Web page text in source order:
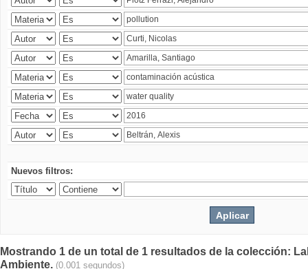
Nuevos filtros:
Mostrando 1 de un total de 1 resultados de la colección:
Ambiente. (0.001 segundos)